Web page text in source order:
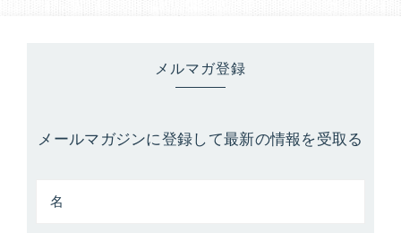
メルマガ登録
メールマガジンに登録して最新の情報を受取る